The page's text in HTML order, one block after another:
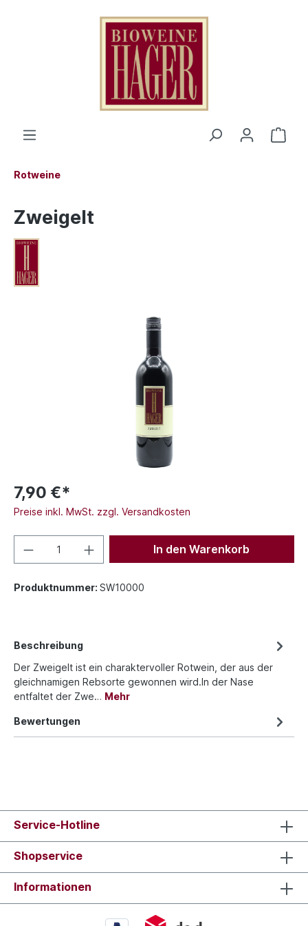
Rotweine
Zweigelt
7,90 €*
Preise inkl. MwSt. zzgl. Versandkosten
In den Warenkorb
Produktnummer: SW10000
Beschreibung
Der Zweigelt ist ein charaktervoller Rotwein, der aus der
gleichnamigen Rebsorte gewonnen wird.In der Nase
entfaltet der Zwe… Mehr
Bewertungen
Service-Hotline
Shopservice
Informationen